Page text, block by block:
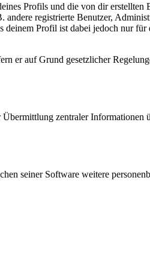
Profils und die von dir
registrierte Benutzer,
Profil ist dabei jedoch nur
er auf Grund gesetzlicher
zentraler
seiner Software weitere